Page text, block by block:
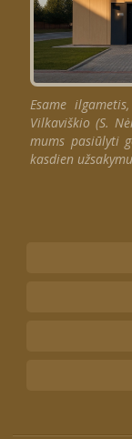
Esame
Vilkaviškio (S.
mums pasiūlyti
kasdien